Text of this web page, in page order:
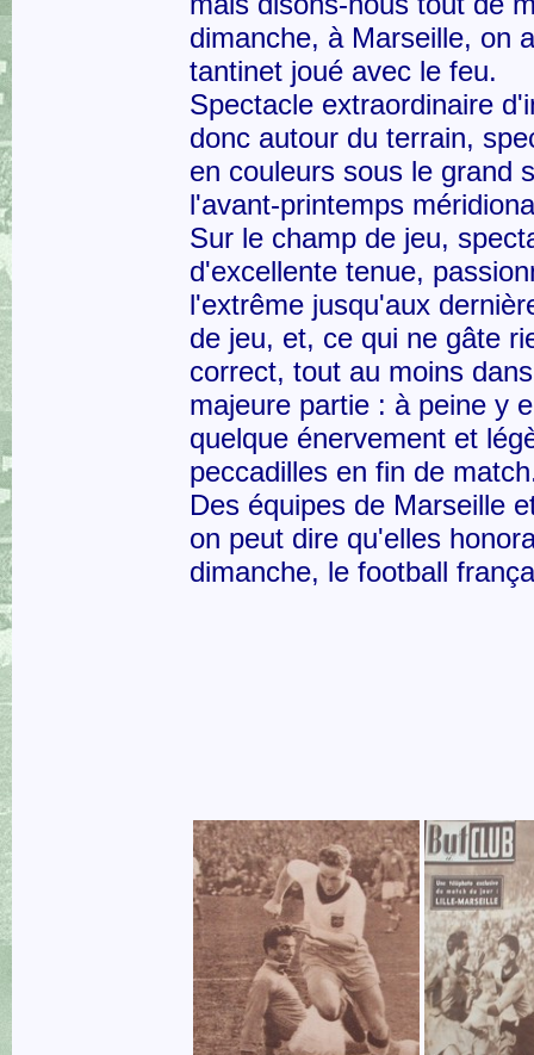
dimanche, à Marseille, on
tantinet joué avec le feu.
Spectacle extraordinaire
donc autour du terrain,
en couleurs sous le grand
l'avant-printemps
Sur le champ de jeu,
d'excellente tenue,
l'extrême jusqu'aux
de jeu, et, ce qui ne gâte
correct, tout au moins
majeure partie : à peine y
quelque énervement et
peccadilles en fin de
Des équipes de Marseille
on peut dire qu'elles
dimanche, le football